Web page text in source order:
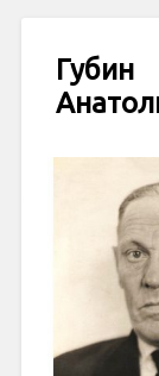
Губин